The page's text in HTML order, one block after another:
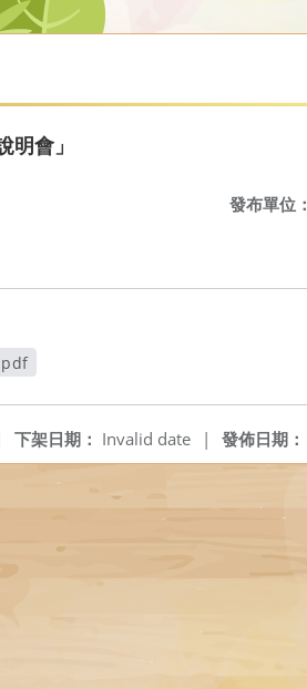
會」
發布單位：
發佈日期：
下架日期： Invalid date |